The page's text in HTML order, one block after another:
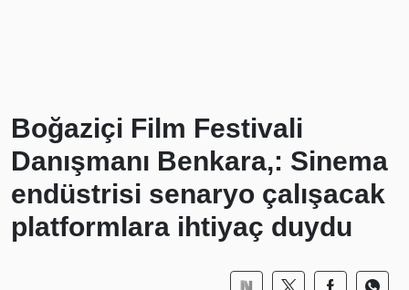
Boğaziçi Film Festivali
Danışmanı Benkara,: Sinema
endüstrisi senaryo çalışacak
platformlara ihtiyaç duydu